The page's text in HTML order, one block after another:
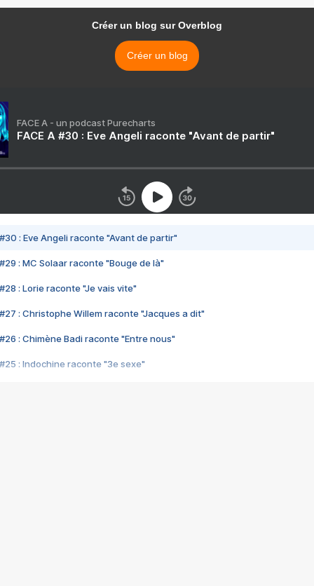
Créer un blog sur Overblog
Créer un blog
FACE A - un podcast Purecharts
FACE A #30 : Eve Angeli raconte "Avant de partir"
#30 : Eve Angeli raconte "Avant de partir"
#29 : MC Solaar raconte "Bouge de là"
#28 : Lorie raconte "Je vais vite"
#27 : Christophe Willem raconte "Jacques a dit"
#26 : Chimène Badi raconte "Entre nous"
#25 : Indochine raconte "3e sexe"